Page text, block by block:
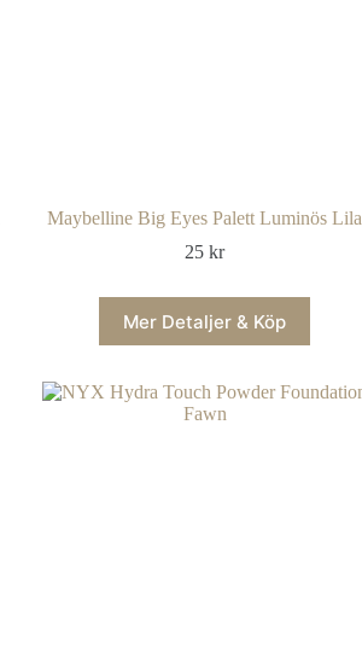
Maybelline Big Eyes Palett Luminös Lila
25kr
Mer Detaljer & Köp